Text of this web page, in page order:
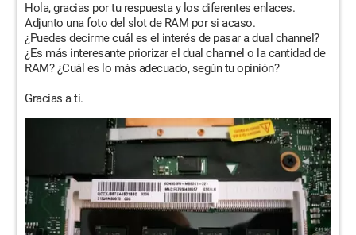
Hola, gracias por tu respuesta y los diferentes enlaces.
Adjunto una foto del slot de RAM por si acaso.
¿Puedes decirme cuál es el interés de pasar a dual channel?
¿Es más interesante priorizar el dual channel o la cantidad de
RAM? ¿Cuál es lo más adecuado, según tu opinión?
Gracias a ti.